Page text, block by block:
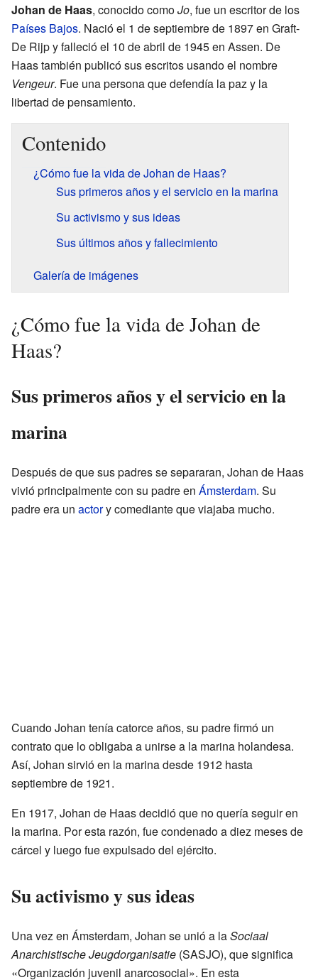
Johan de Haas, conocido comoJo, fue un escritor de los
Países Bajos. Nació el 1 de septiembre de 1897 en Graft-
De Rijp y falleció el 10 de abril de 1945 en Assen. De
Haas también publicó sus escritos usando el nombre
Vengeur. Fue una persona que defendía la paz y la
libertad de pensamiento.
Contenido
¿Cómo fue la vida de Johan de Haas?
Sus primeros años y el servicio en la marina
Su activismo y sus ideas
Sus últimos años y fallecimiento
Galería de imágenes
¿Cómo fue la vida de Johan de
Haas?
Sus primeros años y el servicio en la
marina
Después de que sus padres se separaran, Johan de Haas
vivió principalmente con su padre en Ámsterdam. Su
padre era un actory comediante que viajaba mucho.
Cuando Johan tenía catorce años, su padre firmó un
contrato que lo obligaba a unirse a la marina holandesa.
Así, Johan sirvió en la marina desde 1912 hasta
septiembre de 1921.
En 1917, Johan de Haas decidió que no quería seguir en
la marina. Por esta razón, fue condenado a diez meses de
cárcel y luego fue expulsado del ejército.
Su activismo y sus ideas
Una vez en Ámsterdam, Johan se unió a laSociaal
Anarchistische Jeugdorganisatie (SASJO), que significa
«Organización juvenil anarcosocial». En esta